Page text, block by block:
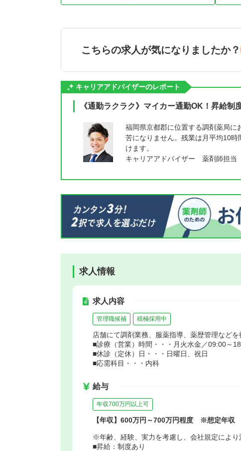
こちらの求人が気になりましたか？
キャリアアドバイザーのレポート
《通勤ラクラク》マイカー通勤OK！昇給制
福岡県京都郡に位置する調剤薬局に
苦になりません。残業は月平均10
けます。
キャリアアドバイザー 薬剤師担当
求人情報
求人内容
管理職候補 積極採用中
店舗にて調剤業務、服薬指導、薬歴管理などを
■診療（営業）時間・・・月火水金／09:00～
■休診（定休）日・・・日曜日、祝日
■応需科目・・・内科
給与
年収700万円以上可
【年収】600万円～700万円程度 ※想定年収
※年齢、経験、実力を考慮し、会社規定により
■昇給：制度あり